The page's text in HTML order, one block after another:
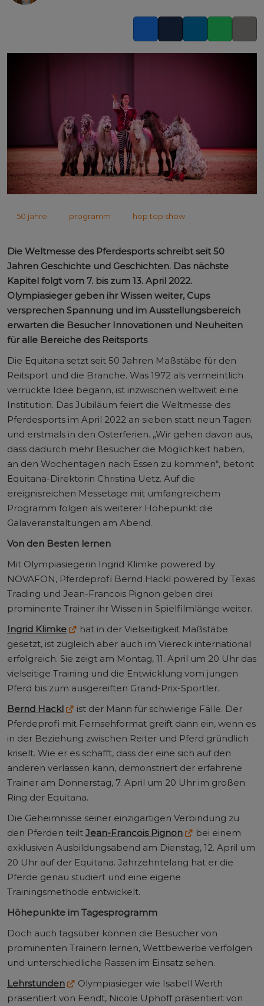
50 jahre programm hop top show
Die Weltmesse des Pferdesports schreibt seit 50
Jahren Geschichte und Geschichten. Das nächste
Kapitel folgt vom 7. bis zum 13. April 2022.
Olympiasieger geben ihr Wissen weiter, Cups
versprechen Spannung und im Ausstellungsbereich
erwarten die Besucher Innovationen und Neuheiten
für alle Bereiche des Reitsports
Die Equitana setzt seit 50 Jahren Maßstäbe für den
Reitsport und die Branche. Was 1972 als vermeintlich
verrückte Idee begann, ist inzwischen weltweit eine
Institution. Das Jubiläum feiert die Weltmesse des
Pferdesports im April 2022 an sieben statt neun Tagen
und erstmals in den Osterferien. „Wir gehen davon aus,
dass dadurch mehr Besucher die Möglichkeit haben,
an den Wochentagen nach Essen zu kommen“, betont
Equitana-Direktorin Christina Uetz. Auf die
ereignisreichen Messetage mit umfangreichem
Programm folgen als weiterer Höhepunkt die
Galaveranstaltungen am Abend.
Von den Besten lernen
Mit Olympiasiegerin Ingrid Klimke powered by
NOVAFON, Pferdeprofi Bernd Hackl powered by Texas
Trading und Jean-Francois Pignon geben drei
prominente Trainer ihr Wissen in Spielfilmlänge weiter.
Ingrid Klimke
hat in der Vielseitigkeit Maßstäbe
gesetzt, ist zugleich aber auch im Viereck international
erfolgreich. Sie zeigt am Montag, 11. April um 20 Uhr das
vielseitige Training und die Entwicklung vom jungen
Pferd bis zum ausgereiften Grand-Prix-Sportler.
Bernd Hackl
ist der Mann für schwierige Fälle. Der
Pferdeprofi mit Fernsehformat greift dann ein, wenn es
in der Beziehung zwischen Reiter und Pferd gründlich
kriselt. Wie er es schafft, dass der eine sich auf den
anderen verlassen kann, demonstriert der erfahrene
Trainer am Donnerstag, 7. April um 20 Uhr im großen
Ring der Equitana.
Die Geheimnisse seiner einzigartigen Verbindung zu
den Pferden teilt Jean-Francois Pignon
bei einem
exklusiven Ausbildungsabend am Dienstag, 12. April um
20 Uhr auf der Equitana. Jahrzehntelang hat er die
Pferde genau studiert und eine eigene
Trainingsmethode entwickelt.
Höhepunkte im Tagesprogramm
Doch auch tagsüber können die Besucher von
prominenten Trainern lernen, Wettbewerbe verfolgen
und unterschiedliche Rassen im Einsatz sehen.
Lehrstunden
Olympiasieger wie Isabell Werth
präsentiert von Fendt, Nicole Uphoff präsentiert von